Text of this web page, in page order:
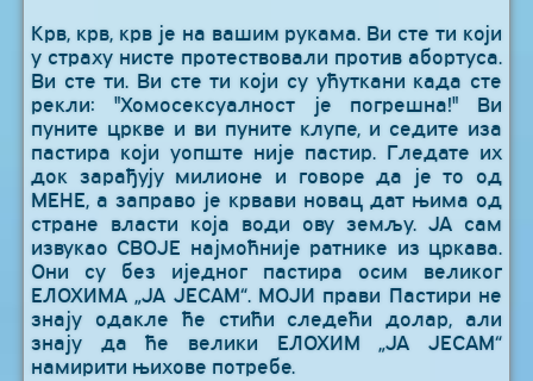
Крв, крв, крв је на вашим рукама. Ви сте ти који
у страху нисте протествовали против абортуса.
Ви сте ти. Ви сте ти који су ућуткани када сте
рекли: "Хомосексуалност је погрешна!" Ви
пуните цркве и ви пуните клупе, и седите иза
пастира који уопште није пастир. Гледате их
док зарађују милионе и говоре да је то од
МЕНЕ, а заправо је крвави новац дат њима од
стране власти која води ову земљу. ЈА сам
извукао СВОЈЕ најмоћније ратнике из цркава.
Они су без иједног пастира осим великог
ЕЛОХИМА „ЈА ЈЕСАМ“. МОЈИ прави Пастири не
знају одакле ће стићи следећи долар, али
знају да ће велики ЕЛОХИМ „ЈА ЈЕСАМ“
намирити њихове потребе.